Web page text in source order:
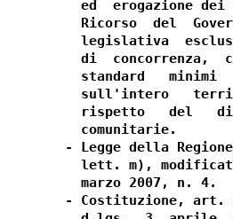
ed  erogazione dei
Ricorso  del
legislativa
di  concorrenza,
standard   minimi
sull'intero
rispetto   del
  comunitarie.
- Legge della
lett. m),
  marzo 2007, n. 4.
- Costituzione, art.